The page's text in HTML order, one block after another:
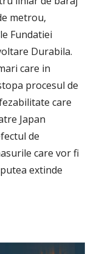
metrou,
Fundatiei
Durabila.
care in
procesul de
care
Japan
de
care vor fi
extinde